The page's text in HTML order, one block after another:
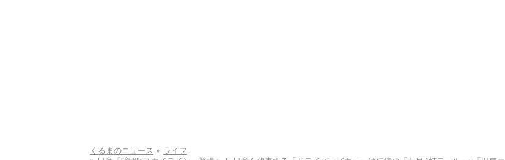
くるまのニュース
ライフ